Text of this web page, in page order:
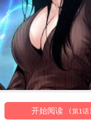
开始阅读 (第1话)